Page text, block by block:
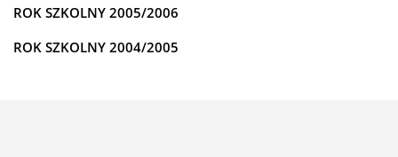
ROK SZKOLNY 2005/2006
ROK SZKOLNY 2004/2005